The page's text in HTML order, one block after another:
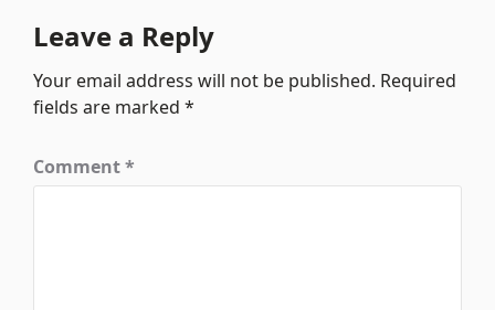
Leave a Reply
Your email address will not be published. Required
fields are marked*
Comment*